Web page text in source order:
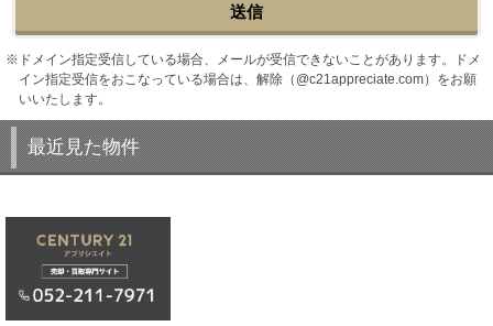
送信
ドメイン指定受信している場合、メールが受信できないことがあります。ドメ
イン指定受信をおこなっている場合は、解除（@c21appreciate.com）をお願
いいたします。
最近見た物件